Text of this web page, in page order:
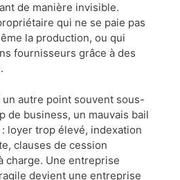
de manière invisible.
qui ne se paie pas
la production, ou qui
fournisseurs grâce à des
autre point souvent sous-
de business, un mauvais bail
loyer trop élevé, indexation
clauses de cession
charge. Une entreprise
devient une entreprise